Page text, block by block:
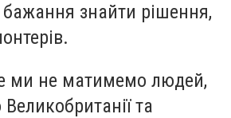
знайти рішення,
ми не матимемо людей,
та